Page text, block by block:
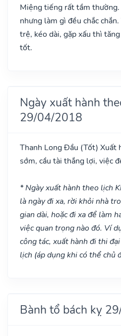
Miệng tiếng rất tầm
nhưng làm gì đều chắc
trệ, kéo dài, gặp xấu thì
tốt.
Ngày xuất hành
29/04/2018
Thanh Long Đầu (Tốt) Xuất
sớm, cầu tài thắng lợi, việc
* Ngày xuất hành theo lịch
là ngày đi xa, rời khỏi nhà
gian dài, hoặc đi xa để làm
việc quan trọng nào đó. Ví
công tác, xuất hành đi thi
lịch (áp dụng khi có thể chủ
Bành tổ bách kỵ